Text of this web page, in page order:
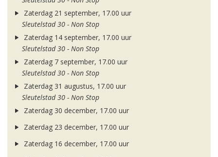
Zaterdag 21 september, 17.00 uur
Sleutelstad 30 - Non Stop
Zaterdag 14 september, 17.00 uur
Sleutelstad 30 - Non Stop
Zaterdag 7 september, 17.00 uur
Sleutelstad 30 - Non Stop
Zaterdag 31 augustus, 17.00 uur
Sleutelstad 30 - Non Stop
Zaterdag 30 december, 17.00 uur
Zaterdag 23 december, 17.00 uur
Zaterdag 16 december, 17.00 uur